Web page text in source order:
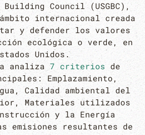
Building Council (USGBC),
internacional creada
y defender los valores
ecológica o verde, en
Unidos.
analiza7 criterios de
Emplazamiento,
Calidad ambiental del
Materiales utilizados
y la Energía
emisiones resultantes de